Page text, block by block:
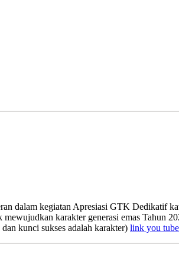
dalam kegiatan Apresiasi GTK Dedikatif
mewujudkan karakter generasi emas
kunci sukses adalah karakter) link you tube